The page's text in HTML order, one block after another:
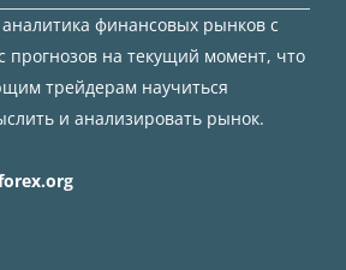
аналитика финансовых рынков с
на текущий момент, что
трейдерам научиться
и анализировать рынок.